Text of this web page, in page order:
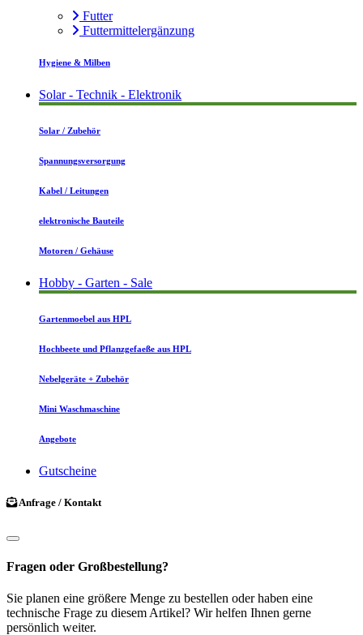
Futter
Futtermittelergänzung
Hygiene & Milben
Solar - Technik - Elektronik
Solar / Zubehör
Spannungsversorgung
Kabel / Leitungen
elektronische Bauteile
Motoren / Gehäuse
Hobby - Garten - Sale
Gartenmoebel aus HPL
Hochbeete und Pflanzgefaeße aus HPL
Nebelgeräte + Zubehör
Mini Waschmaschine
Angebote
Gutscheine
Anfrage / Kontakt
Fragen oder Großbestellung?
Sie planen eine größere Menge zu bestellen oder haben eine
technische Frage zu diesem Artikel? Wir helfen Ihnen gerne
persönlich weiter.